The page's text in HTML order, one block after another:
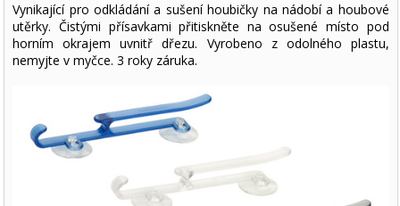
Vynikající pro odkládání a sušení houbičky na nádobí a houbové
utěrky. Čistými přísavkami přitiskněte na osušené místo pod
horním okrajem uvnitř dřezu. Vyrobeno z odolného plastu,
nemyjte v myčce. 3 roky záruka.